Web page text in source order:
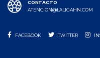
CONTACTO
ATENCION@LALIGAHN.COM
FACEBOOK TWITTER